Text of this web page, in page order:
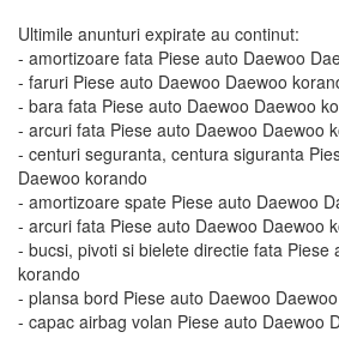
Ultimile anunturi expirate au continut:
- amortizoare fata Piese auto Daewoo
- faruri Piese auto Daewoo Daewoo
- bara fata Piese auto Daewoo Daewoo
- arcuri fata Piese auto Daewoo Daewoo
- centuri seguranta, centura siguranta
Daewoo korando
- amortizoare spate Piese auto Daewoo
- arcuri fata Piese auto Daewoo Daewoo
- bucsi, pivoti si bielete directie fata Piese
korando
- plansa bord Piese auto Daewoo
- capac airbag volan Piese auto Daewoo